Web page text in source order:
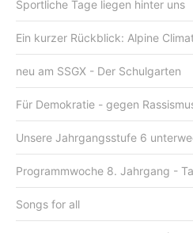
Sportliche Tage liegen hinter uns
Ein kurzer Rückblick: Alpine
neu am SSGX - Der Schulgarten
Für Demokratie - gegen
Unsere Jahrgangsstufe 6
Programmwoche 8. Jahrgang -
Songs for all